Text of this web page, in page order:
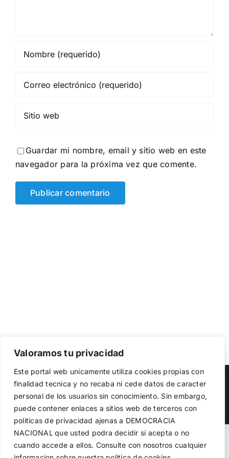
Valoramos tu privacidad
Este portal web unicamente utiliza cookies propias con
finalidad tecnica y no recaba ni cede datos de caracter
personal de los usuarios sin conocimiento. Sin embargo,
puede contener enlaces a sitios web de terceros con
politicas de privacidad ajenas a DEMOCRACIA
NACIONAL que usted podra decidir si acepta o no
cuando accede a ellos. Consulte con nosotros cualquier
Guardar mi nombre, email y sitio web en este
navegador para la próxima vez que comente.
Copyright 2023 | Democracia Nacional | All Rights Reserved
Facebook
TwitterInstagram
Warning: Undefined variable $visibility_homepage in
el funcionamiento de la web, medir su uso y mejorar
nuestros servicios. Puede aceptar todas las cookies,
rechazar las no necesarias o configurar sus preferencias.
Política de cookies
Aceptar todo